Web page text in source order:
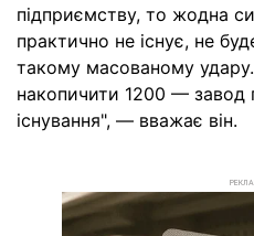
підприємству, то жодна
практично не існує, не
такому масованому
накопичити 1200 — завод
існування", — вважає він.